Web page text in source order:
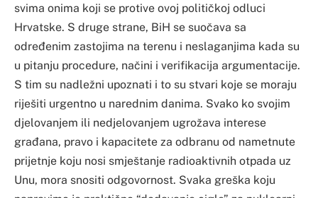
svima onima koji se protive ovoj političkoj odluci
Hrvatske. S druge strane, BiH se suočava sa
određenim zastojima na terenu i neslaganjima kada su
u pitanju procedure, načini i verifikacija argumentacije.
S tim su nadležni upoznati i to su stvari koje se moraju
riješiti urgentno u narednim danima. Svako ko svojim
djelovanjem ili nedjelovanjem ugrožava interese
građana, pravo i kapacitete za odbranu od nametnute
prijetnje koju nosi smještanje radioaktivnih otpada uz
Unu, mora snositi odgovornost. Svaka greška koju